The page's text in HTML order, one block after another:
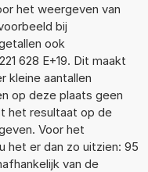
het weergeven van
bij
ook
628 E+19. Dit maakt
kleine aantallen
op deze plaats geen
het resultaat op de
Voor het
het er dan zo uitzien: 95
van de